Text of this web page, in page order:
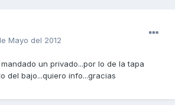
Mayo del 2012
un privado...por lo de la tapa
del bajo...quiero info...gracias